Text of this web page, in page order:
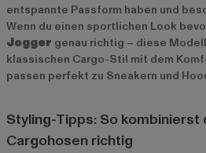
entspannte Passform haben und
Wenn du einen sportlichen Look
Jogger genau richtig – diese
klassischen Cargo-Stil mit dem
passen perfekt zu Sneakern und
Styling-Tipps: So kombinierst
Cargohosen richtig